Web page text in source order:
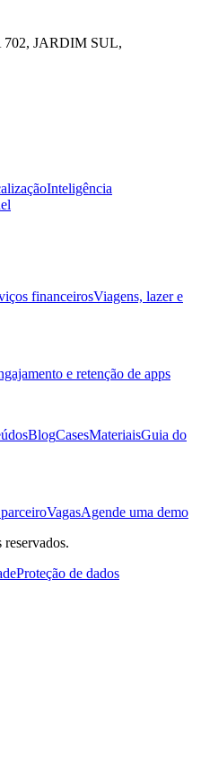
JARDIM SUL,
Inteligência
financeirosViagens, lazer e
e retenção de apps
BlogCasesMateriaisGuia do
VagasAgende uma demo
Proteção de dados